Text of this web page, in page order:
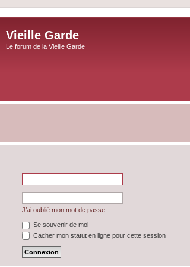
Vieille Garde
Le forum de la Vieille Garde
J’ai oublié mon mot de passe
Se souvenir de moi
Cacher mon statut en ligne pour cette session